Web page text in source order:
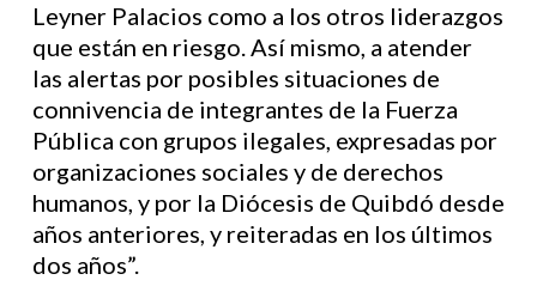
Leyner Palacios como a los otros liderazgos
que están en riesgo. Así mismo, a atender
las alertas por posibles situaciones de
connivencia de integrantes de la Fuerza
Pública con grupos ilegales, expresadas por
organizaciones sociales y de derechos
humanos, y por la Diócesis de Quibdó desde
años anteriores, y reiteradas en los últimos
dos años”.